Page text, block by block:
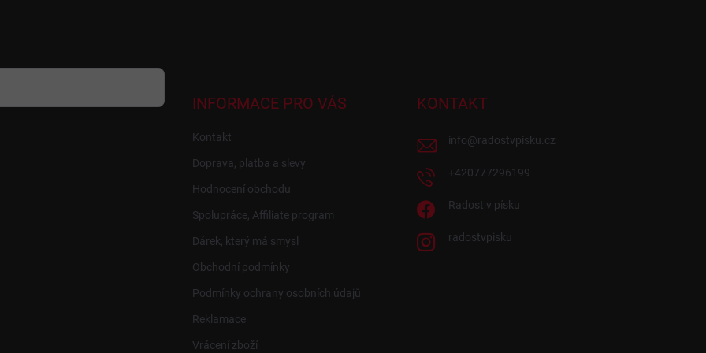
INFORMACE PRO VÁS
Kontakt
Doprava, platba a slevy
Hodnocení obchodu
Spolupráce, Affiliate program
Dárek, který má smysl
Obchodní podmínky
Podmínky ochrany osobních údajů
Reklamace
Vrácení zboží
KONTAKT
info@radostvpisku.cz
+420777296199
Radost v písku
radostvpisku